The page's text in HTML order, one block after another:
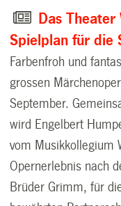
Das
Spielplan für die
Farbenfroh und
grossen
September.
wird Engelbert
vom Musikkollegium
Opernerlebnis nach
Brüder Grimm, für